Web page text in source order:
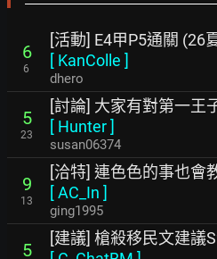
6
6
[活動] E4甲P5通關 (26
[ KanColle ]
dhero
5
23
[討論] 大家有對第一王
[ Hunter]
susan06374
9
13
[洽特] 連色色的事也會
[AC_In ]
ging1995
5
[建議] 槍殺移民文建議